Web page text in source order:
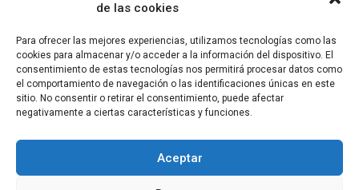
de las cookies
Para ofrecer las mejores experiencias, utilizamos tecnologías como las
cookies para almacenar y/o acceder a la información del dispositivo. El
consentimiento de estas tecnologías nos permitirá procesar datos como
el comportamiento de navegación o las identificaciones únicas en este
sitio. No consentir o retirar el consentimiento, puede afectar
negativamente a ciertas características y funciones.
Aceptar